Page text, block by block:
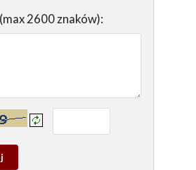
2600 znaków):
tekst z obrazka: